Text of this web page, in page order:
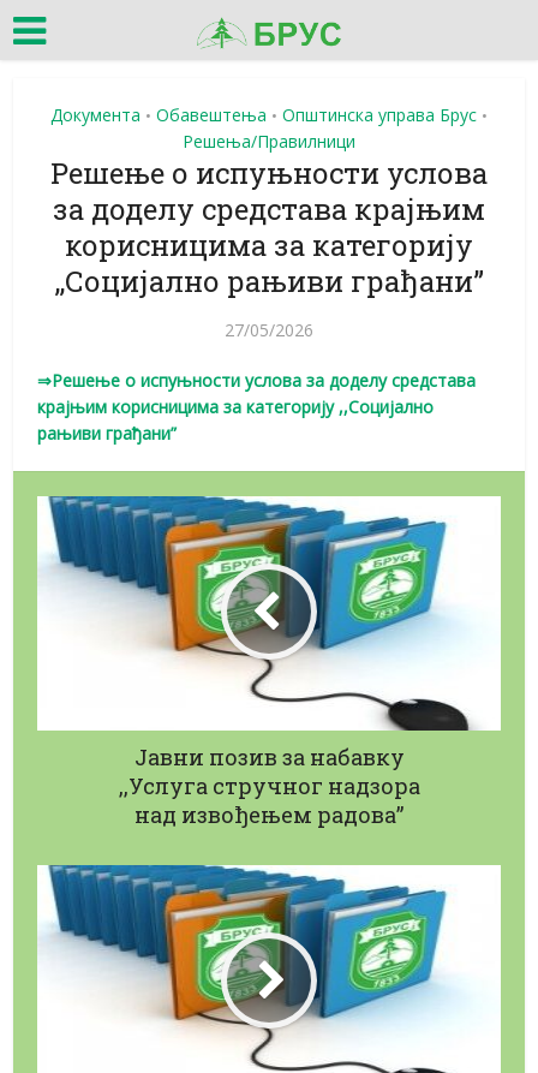
Документа • Обавештења • Општинска управа Брус •
Решења/Правилници
Решење о испуњности услова
за доделу средстава крајњим
корисницима за категорију
,,Социјално рањиви грађани”
27/05/2026
⇒Решење о испуњности услова за доделу средстава
крајњим корисницима за категорију ,,Социјално
рањиви грађани”
Јавни позив за набавку
,,Услуга стручног надзора
над извођењем радова”